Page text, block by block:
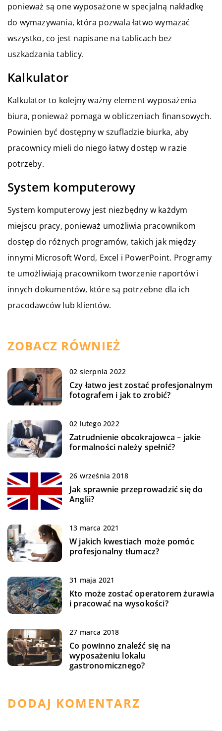
ponieważ są one wyposażone w specjalną nakładkę
do wymazywania, która pozwala łatwo wymazać
wszystko, co jest napisane na tablicach bez
uszkadzania tablicy.
Kalkulator
Kalkulator to kolejny ważny element wyposażenia
biura, ponieważ pomaga w obliczeniach finansowych.
Powinien być dostępny w szufladzie biurka, aby
pracownicy mieli do niego łatwy dostęp w razie
potrzeby.
System komputerowy
System komputerowy jest niezbędny w każdym
miejscu pracy, ponieważ umożliwia pracownikom
dostęp do różnych programów, takich jak między
innymi Microsoft Word, Excel i PowerPoint. Programy
te umożliwiają pracownikom tworzenie raportów i
innych dokumentów, które są potrzebne dla ich
pracodawców lub klientów.
ZOBACZ RÓWNIEŻ
02 sierpnia 2022
Czy łatwo jest zostać profesjonalnym
fotografem i jak to zrobić?
02 lutego 2022
Zatrudnienie obcokrajowca – jakie
formalności należy spełnić?
26 września 2018
Jak sprawnie przeprowadzić się do
Anglii?
13 marca 2021
W jakich kwestiach może pomóc
profesjonalny tłumacz?
31 maja 2021
Kto może zostać operatorem żurawia
i pracować na wysokości?
27 marca 2018
Co powinno znaleźć się na
wyposażeniu lokalu
gastronomicznego?
DODAJ KOMENTARZ